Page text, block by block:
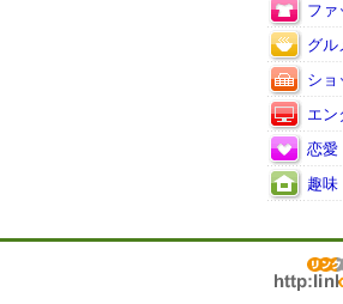
ファ
グル
ショ
エン
恋愛
趣味